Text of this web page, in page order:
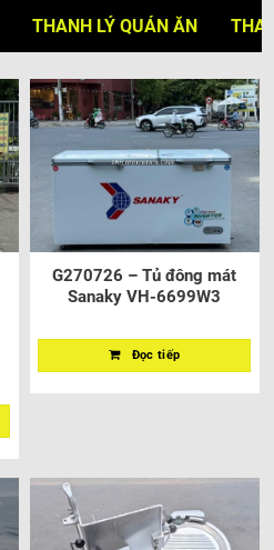
THANH LÝ QUÁN ĂN
G270726 – Tủ đông mát
Sanaky VH-6699W3
Đọc tiếp